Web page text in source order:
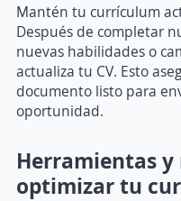
Mantén tu currículum
Después de completar
nuevas habilidades o
actualiza tu CV. Esto
documento listo para
oportunidad.
Herramientas y
optimizar tu